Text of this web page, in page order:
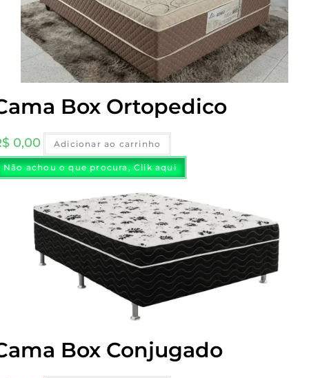
Box Ortopedico
0,00 Adicionar ao carrinho
Não achou o que procura, Clik aqui
Box Conjugado